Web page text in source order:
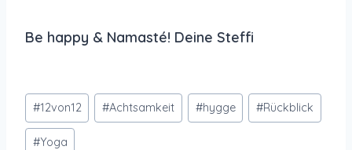
Be happy & Namasté! Deine Steffi
Schlagworte:
#12von12 #Achtsamkeit #hygge #Rückblick
#Yoga